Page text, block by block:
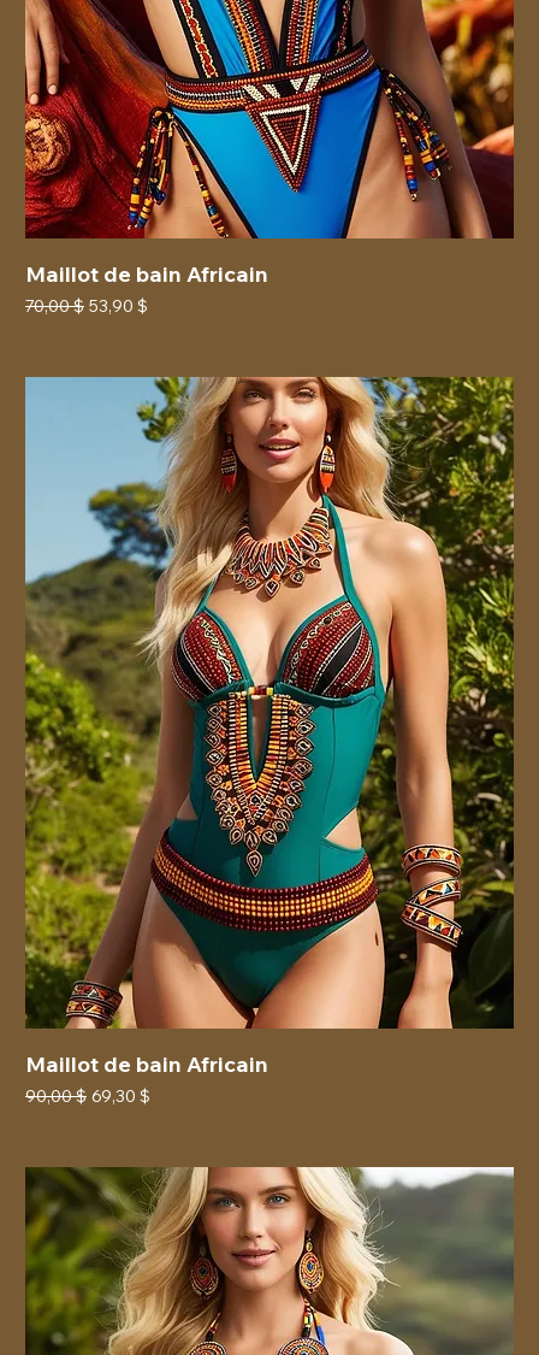
Maillot de bain Africain
Prix original
70,00 $ Prix promotionnel
53,90 $
Maillot de bain Africain
Prix original
90,00 $ Prix promotionnel
69,30 $